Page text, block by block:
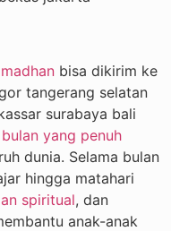
bisa dikirim ke
tangerang selatan
surabaya bali
bulan yang penuh
dunia. Selama bulan
hingga matahari
spiritual, dan
anak-anak